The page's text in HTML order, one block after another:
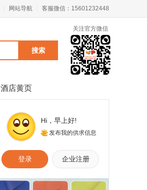
网站导航 客服微信：15601232448
关注官方微信
酒店黄页
Hi， 早上好!
发布我的供求信息
登录 企业注册